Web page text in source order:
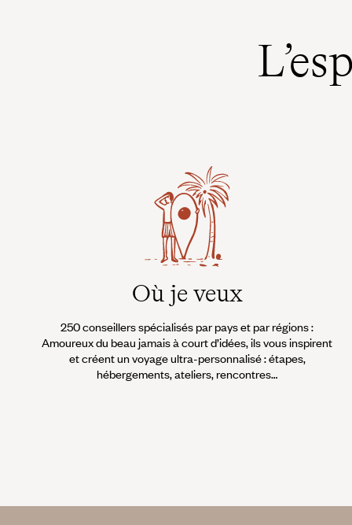
Où je veux
250 conseillers spécialisés par pays et par régions :
Amoureux du beau jamais à court d’idées, ils vous inspirent
et créent un voyage ultra-personnalisé : étapes,
hébergements, ateliers, rencontres…